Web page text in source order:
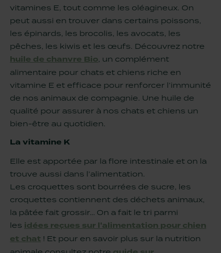
vitamines E, tout comme les oléagineux. On
peut aussi en trouver dans certains poissons,
les épinards, les brocolis, les avocats, les
pêches, les kiwis et les œufs. Découvrez notre
huile de chanvre Bio , un complément
alimentaire pour chats et chiens riche en
vitamine E et efficace pour renforcer l’immunité
de nos animaux de compagnie. Une huile de
qualité pour assurer à nos chats et chiens un
bien-être au quotidien.
La vitamine K
Elle est apportée par la flore intestinale et on la
trouve aussi dans l’alimentation.
Les croquettes sont bourrées de sucre, les
croquettes contiennent des déchets animaux,
la pâtée fait grossir… On a fait le tri parmi
les idées reçues sur l'alimentation pour chien
et chat ! Et pour en savoir plus sur la nutrition